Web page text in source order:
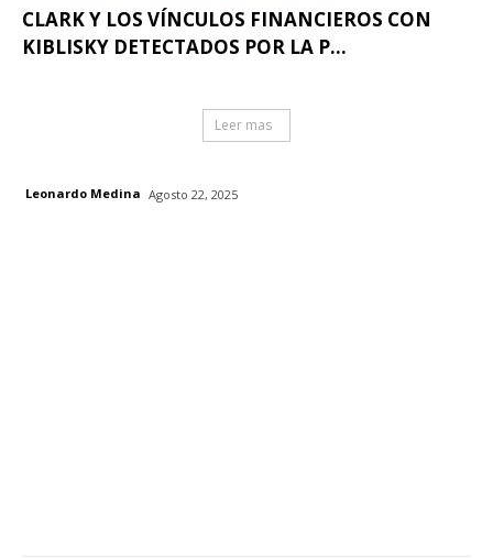
CLARK Y LOS VÍNCULOS FINANCIEROS CON
KIBLISKY DETECTADOS POR LA P...
Leer mas
Leonardo Medina Agosto 22, 2025